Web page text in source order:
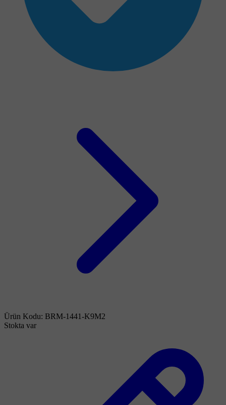
Ürün Kodu: BRM-1441-K9M2
Stokta var